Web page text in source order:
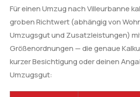
Für einen Umzug nach Villeurbanne
groben Richtwert (abhängig von
Umzugsgut und Zusatzleistungen)
Größenordnungen — die genaue
kurzer Besichtigung oder deinen
Umzugsgut: